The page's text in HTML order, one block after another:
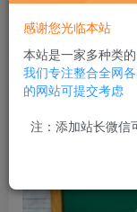
感谢您光临本站
本站是一家多种类
我们专注整合全网
的网站可提交考虑
注：添加站长微信